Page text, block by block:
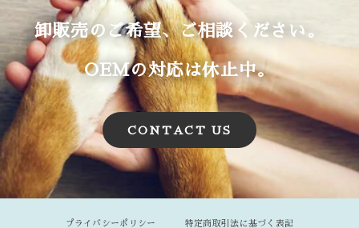
卸販売のご希望、ご相談ください。
OEMの対応は休止中。
CONTACT US
プライバシーポリシー 特定商取引法に基づく表記